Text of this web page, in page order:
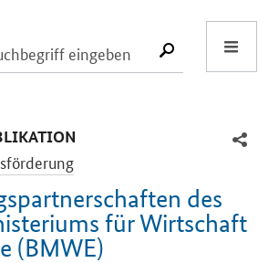
SUCHE
des
für Wirtschaft
(BMWE)